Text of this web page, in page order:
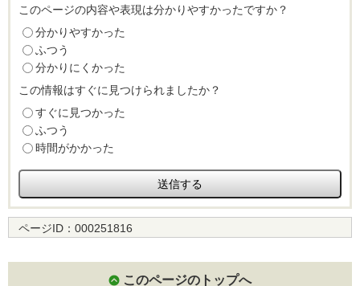
このページの内容や表現は分かりやすかったですか？
分かりやすかった
ふつう
分かりにくかった
この情報はすぐに見つけられましたか？
すぐに見つかった
ふつう
時間がかかった
ページID： 000251816
このページのトップへ